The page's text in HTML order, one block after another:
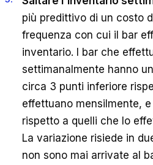
più predittivo di un costo
frequenza con cui il bar
inventario. I bar che
settimanalmente hanno
circa 3 punti inferiore
effettuano mensilmente,
rispetto a quelli che lo
La variazione risiede in
non sono mai arrivate al